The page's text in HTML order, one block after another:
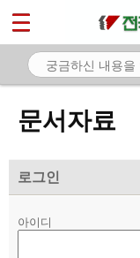
문서자료
로그인
아이디
마이페이지
소개
노동상담
자료